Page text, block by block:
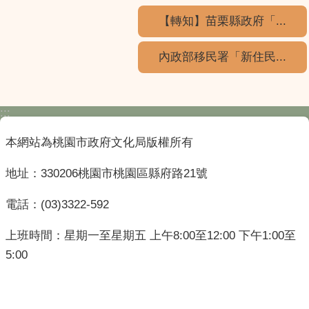
【轉知】苗栗縣政府「...
內政部移民署「新住民...
:::
本網站為桃園市政府文化局版權所有
地址：330206桃園市桃園區縣府路21號
電話：(03)3322-592
上班時間：星期一至星期五 上午8:00至12:00 下午1:00至
5:00